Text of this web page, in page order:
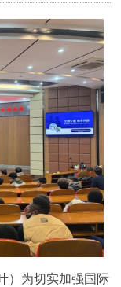
）为切实加强国际